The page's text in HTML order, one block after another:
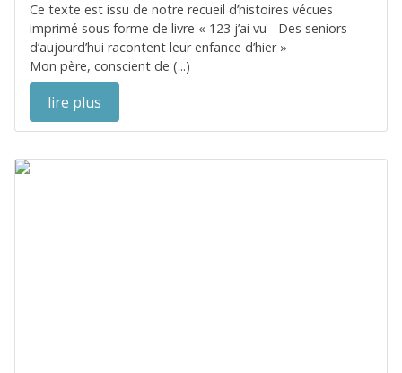
Ce texte est issu de notre recueil d’histoires vécues
imprimé sous forme de livre « 123 j’ai vu - Des seniors
d’aujourd’hui racontent leur enfance d’hier »
Mon père, conscient de (...)
lire plus